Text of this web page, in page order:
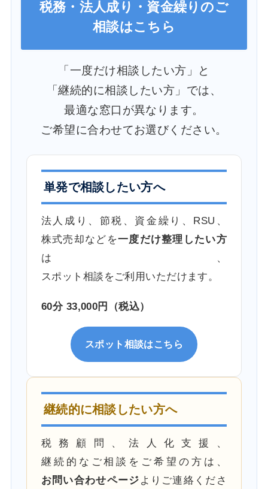
税務・法人成り・資金繰りのご
相談はこちら
「一度だけ相談したい方」と
「継続的に相談したい方」では、
最適な窓口が異なります。
ご希望に合わせてお選びください。
単発で相談したい方へ
法人成り、節税、資金繰り、RSU、
株式売却などを一度だけ整理したい方
は、
スポット相談をご利用いただけます。
60分 33,000円（税込）
スポット相談はこちら
継続的に相談したい方へ
税務顧問、法人化支援、
継続的なご相談をご希望の方は、
お問い合わせページ よりご連絡くださ